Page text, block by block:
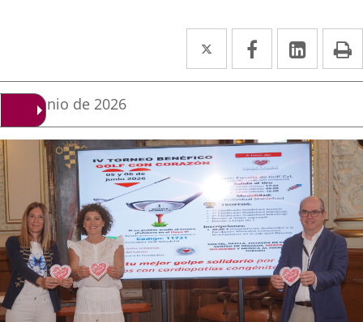
Twitter
Enlace
a
aplicación
externa.
Facebook
Enlace
a
aplicación
externa.
Enlace
a
Fecha
la
noticia
2 de junio de 2026